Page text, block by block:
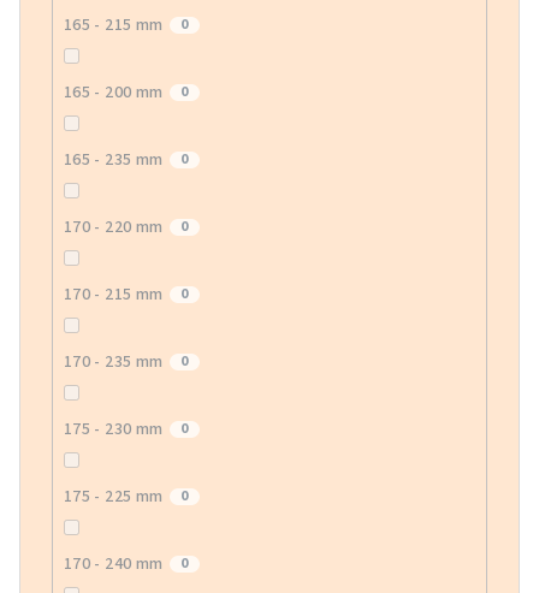
165 - 215 mm 0
165 - 200 mm 0
165 - 235 mm 0
170 - 220 mm 0
170 - 215 mm 0
170 - 235 mm 0
175 - 230 mm 0
175 - 225 mm 0
170 - 240 mm 0